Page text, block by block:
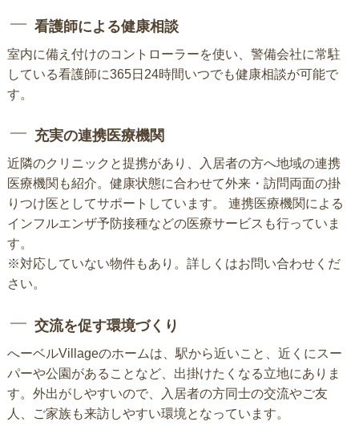
看護師による健康相談
室内に備え付けのコントローラーを使い、警備会社に常駐
している看護師に365日24時間いつでも健康相談が可能で
す。
充実の連携医療機関
近隣のクリニックと提携があり、入居者の方へ地域の連携
医療機関も紹介。健康状態に合わせて外来・訪問両面の掛
りつけ医としてサポートしています。 連携医療機関による
インフルエンザ予防接種などの医療サービスも行っていま
す。
※対応していない物件もあり。詳しくはお問い合わせくだ
さい。
交流を促す環境づくり
へーベルVillageのホームは、駅から近いこと、近くにスー
パーや公園があることなど、出掛けたくなる立地にありま
す。外出がしやすいので、入居者の方同士の交流やご友
人、ご家族も来訪しやすい環境となっています。